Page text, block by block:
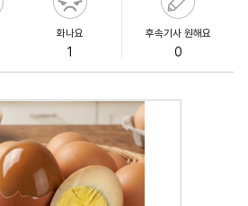
화나요
1
후속기사 원해요
0